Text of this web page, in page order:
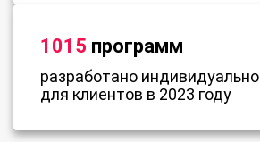
1015 программ
разработано индивидуально
для клиентов в 2023 году